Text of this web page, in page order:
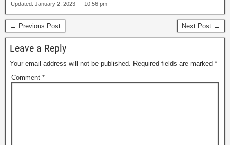
Updated: January 2, 2023 — 10:56 pm
← Previous Post Next Post →
Leave a Reply
Your email address will not be published. Required fields are marked *
Comment *